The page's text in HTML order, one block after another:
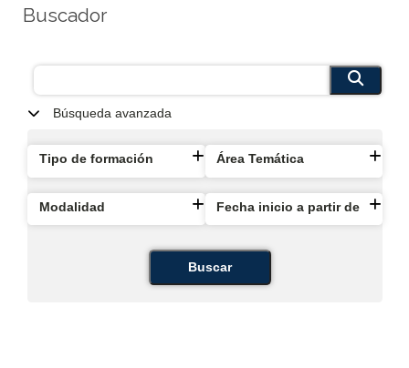
Buscador
Búsqueda avanzada
Tipo de formación Área Temática
Modalidad Fecha inicio a partir de
Buscar